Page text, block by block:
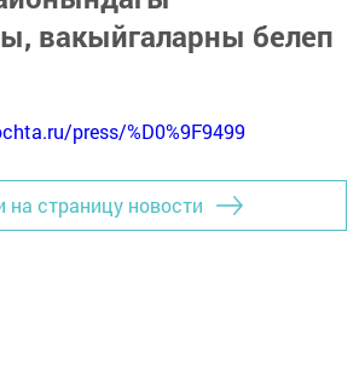
вакыйгаларны белеп
press/%D0%9F9499
на страницу новости